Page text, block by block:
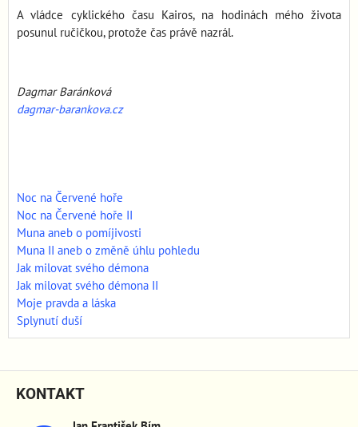
A vládce cyklického času Kairos, na hodinách mého života
posunul ručičkou, protože čas právě nazrál.
Dagmar Baránková
dagmar-barankova.cz
Noc na Červené hoře
Noc na Červené hoře II
Muna aneb o pomíjivosti
Muna II aneb o změně úhlu pohledu
Jak milovat svého démona
Jak milovat svého démona II
Moje pravda a láska
Splynutí duší
KONTAKT